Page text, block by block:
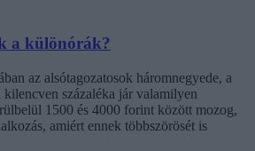
a különórák?
az alsótagozatosok háromnegyede, a
százaléka jár valamilyen
1500 és 4000 forint között mozog,
amiért ennek többszörösét is